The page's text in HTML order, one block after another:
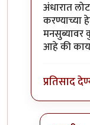
अंधारात
करण्याच्या
मनसुब्यावर
आहे की काय
प्रतिसाद